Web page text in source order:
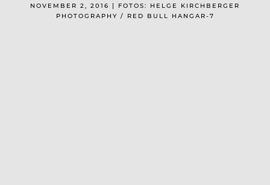
NOVEMBER 2, 2016 | FOTOS: HELGE KIRCHBERGER
PHOTOGRAPHY / RED BULL HANGAR-7